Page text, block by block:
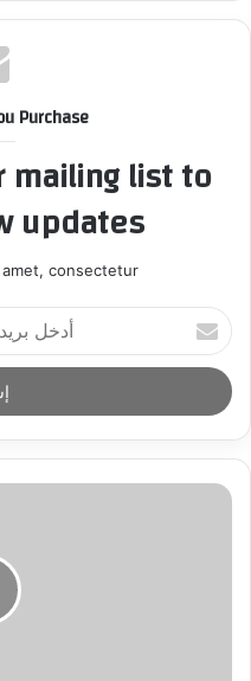
Purchase
mailing list to
updates!
consectetur.
أ
د
خ
ل
ر
د